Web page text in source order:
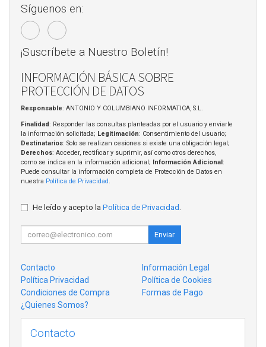
Síguenos en:
¡Suscríbete a Nuestro Boletín!
INFORMACIÓN BÁSICA SOBRE
PROTECCIÓN DE DATOS
Responsable: ANTONIO Y COLUMBIANO INFORMATICA, S.L.
Finalidad: Responder las consultas planteadas por el usuario y enviarle
la información solicitada; Legitimación: Consentimiento del usuario;
Destinatarios: Solo se realizan cesiones si existe una obligación legal;
Derechos: Acceder, rectificar y suprimir, así como otros derechos,
como se indica en la información adicional; Información Adicional:
Puede consultar la información completa de Protección de Datos en
nuestra Política de Privacidad.
He leído y acepto laPolítica de Privacidad.
Enviar
Contacto
Información Legal
Política Privacidad
Política de Cookies
Condiciones de Compra
Formas de Pago
¿Quienes Somos?
Contacto